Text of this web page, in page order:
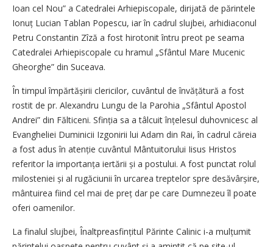
Ioan cel Nou” a Catedralei Arhiepiscopale, dirijată de părintele
Ionuț Lucian Tablan Popescu, iar în cadrul slujbei, arhidiaconul
Petru Constantin Zîză a fost hirotonit întru preot pe seama
Catedralei Arhiepiscopale cu hramul „Sfântul Mare Mucenic
Gheorghe” din Suceava.
În timpul împărtășirii clericilor, cuvântul de învățătură a fost
rostit de pr. Alexandru Lungu de la Parohia „Sfântul Apostol
Andrei” din Fălticeni. Sfinția sa a tâlcuit înțelesul duhovnicesc al
Evangheliei Duminicii Izgonirii lui Adam din Rai, în cadrul căreia
a fost adus în atenție cuvântul Mântuitorului Iisus Hristos
referitor la importanța iertării și a postului. A fost punctat rolul
milosteniei și al rugăciunii în urcarea treptelor spre desăvârșire,
mântuirea fiind cel mai de preț dar pe care Dumnezeu îl poate
oferi oamenilor.
La finalul slujbei, Înaltpreasfințitul Părinte Calinic i-a mulțumit